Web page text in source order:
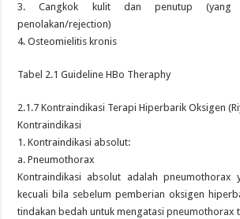
3. Cangkok kulit dan penutup (yang
penolakan/rejection)
4. Osteomielitis kronis
Tabel 2.1 Guideline HBo Theraphy
2.1.7 Kontraindikasi Terapi Hiperbarik Oksigen
Kontraindikasi
1. Kontraindikasi absolut:
a. Pneumothorax
Kontraindikasi absolut adalah pneumothorax
kecuali bila sebelum pemberian oksigen
tindakan bedah untuk mengatasi pneumothorax